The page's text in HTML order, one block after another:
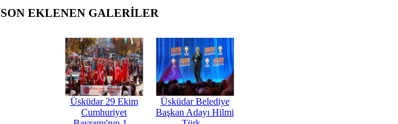
SON EKLENEN GALERİLER
Üsküdar 29 Ekim
Cumhuriyet
Üsküdar Belediye
Başkan Adayı Hilmi